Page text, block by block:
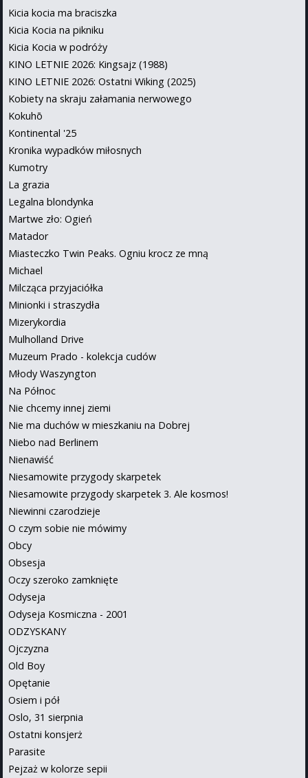
Kicia kocia ma braciszka
Kicia Kocia na pikniku
Kicia Kocia w podróży
KINO LETNIE 2026: Kingsajz (1988)
KINO LETNIE 2026: Ostatni Wiking (2025)
Kobiety na skraju załamania nerwowego
Kokuhō
Kontinental '25
Kronika wypadków miłosnych
Kumotry
La grazia
Legalna blondynka
Martwe zło: Ogień
Matador
Miasteczko Twin Peaks. Ogniu krocz ze mną
Michael
Milcząca przyjaciółka
Minionki i straszydła
Mizerykordia
Mulholland Drive
Muzeum Prado - kolekcja cudów
Młody Waszyngton
Na Północ
Nie chcemy innej ziemi
Nie ma duchów w mieszkaniu na Dobrej
Niebo nad Berlinem
Nienawiść
Niesamowite przygody skarpetek
Niesamowite przygody skarpetek 3. Ale kosmos!
Niewinni czarodzieje
O czym sobie nie mówimy
Obcy
Obsesja
Oczy szeroko zamknięte
Odyseja
Odyseja Kosmiczna - 2001
ODZYSKANY
Ojczyzna
Old Boy
Opętanie
Osiem i pół
Oslo, 31 sierpnia
Ostatni konsjerż
Parasite
Pejzaż w kolorze sepii